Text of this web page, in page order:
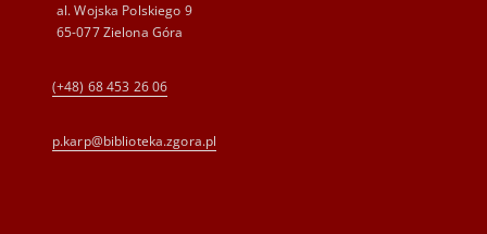
al. Wojska Polskiego 9
65-077 Zielona Góra
(+48) 68 453 26 06
p.karp@biblioteka.zgora.pl